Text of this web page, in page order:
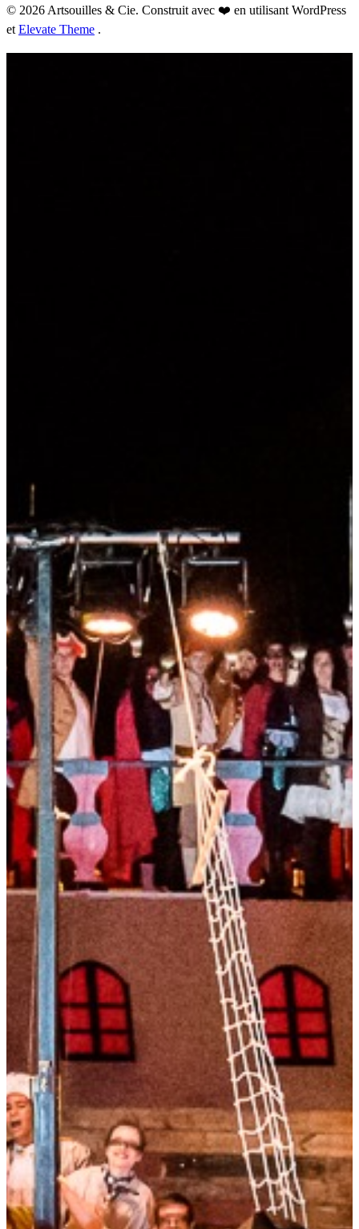
© 2026 Artsouilles & Cie. Construit avec ❤️ en utilisant WordPress
et Elevate Theme .